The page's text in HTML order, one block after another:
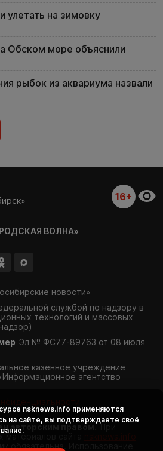
улетать на зимовку
Обском море объяснили
рыбок из аквариума назвали
16+
ВОЛНА»
новости»
службой по надзору в
технологий и массовых
Эл № ФС77-89763 от 08 июля
казённое учреждение
агентство
авторским правом. При
материалов сайта
обязательна. Использование
nsknews.info применяются
на сайте, вы подтверждаете своё